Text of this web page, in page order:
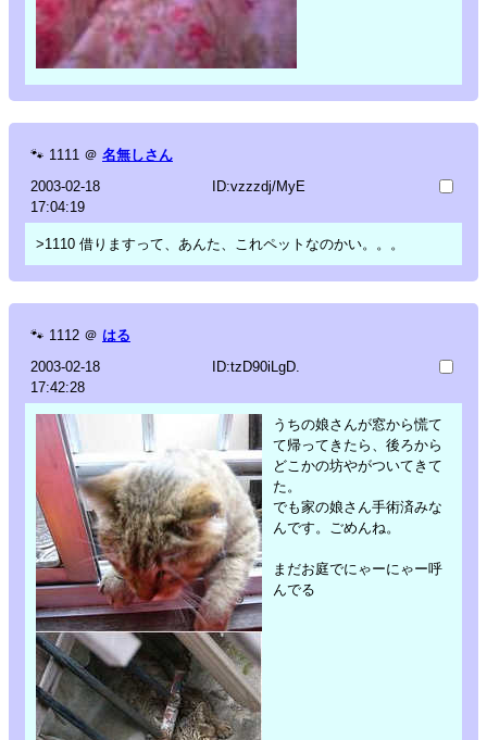
🐾 1111 ＠ 名無しさん
2003-02-18
17:04:19
ID:vzzzdj/MyE
>1110 借りますって、あんた、これペットなのかい。。。
🐾 1112 ＠ はる
2003-02-18
17:42:28
ID:tzD90iLgD.
うちの娘さんが窓から慌て
て帰ってきたら、後ろから
どこかの坊やがついてきて
た。
でも家の娘さん手術済みな
んです。ごめんね。
まだお庭でにゃーにゃー呼
んでる